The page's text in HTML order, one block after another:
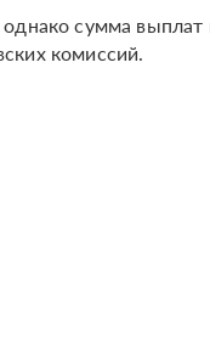
однако сумма
комиссий.